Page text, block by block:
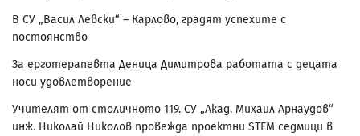
В СУ „Васил Левски“ – Карлово, градят успехите с
постоянство
За ерготерапевта Деница Димитрова работата с децата
носи удовлетворение
Учителят от столичното 119. СУ „Акад. Михаил Арнаудов“
инж. Николай Николов провежда проектни STEM седмици в